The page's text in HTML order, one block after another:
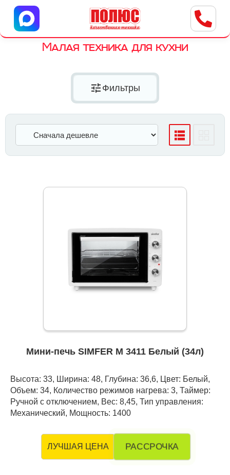
Центр бытовой техники
г. Ульяновск, ул. Пушкарева, 8a
Малая техника для кухни
tune Фильтры
Мини-печь SIMFER M 3411 Белый (34л)
Высота: 33, Ширина: 48, Глубина: 36,6, Цвет: Белый,
Объем: 34, Количество режимов нагрева: 3, Таймер:
Ручной с отключением, Вес: 8,45, Тип управления:
Механический, Мощность: 1400
ЛУЧШАЯ ЦЕНА РАССРОЧКА